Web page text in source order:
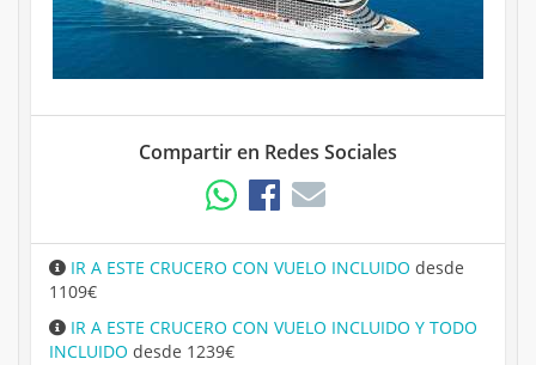
Compartir en Redes Sociales
IR A ESTE CRUCERO CON VUELO INCLUIDO desde
1109€
IR A ESTE CRUCERO CON VUELO INCLUIDO Y TODO
INCLUIDO desde 1239€